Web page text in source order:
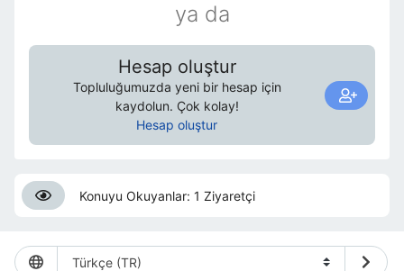
ya da
Hesap oluştur
Topluluğumuzda yeni bir hesap için
kaydolun. Çok kolay!
Hesap oluştur
Konuyu Okuyanlar: 1 Ziyaretçi